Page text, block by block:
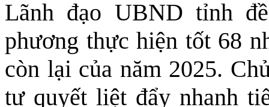
Lãnh đạo UBND tỉnh
phương thực hiện tốt 68
còn lại của năm 2025.
tư quyết liệt đẩy nhanh